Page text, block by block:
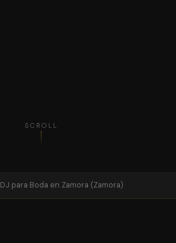
SCROLL
DJ para Boda en Zamora (Zamora)